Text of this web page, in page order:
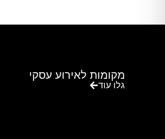
מקומות לאירוע עסקי
גלו עוד